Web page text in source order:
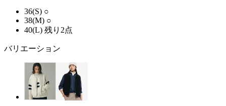
36(S) ○
38(M) ○
40(L) 残り2点
バリエーション